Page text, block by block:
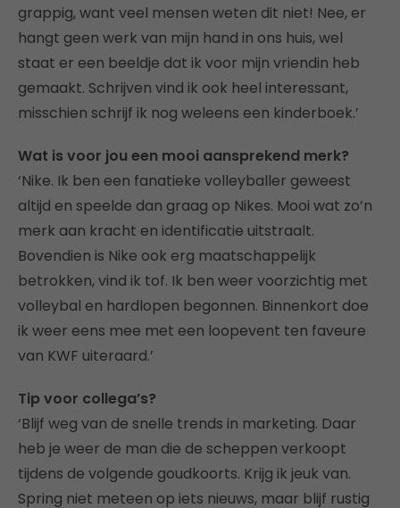
grappig, want veel mensen weten dit niet! Nee, er
hangt geen werk van mijn hand in ons huis, wel
staat er een beeldje dat ik voor mijn vriendin heb
gemaakt. Schrijven vind ik ook heel interessant,
misschien schrijf ik nog weleens een kinderboek.’
Wat is voor jou een mooi aansprekend merk?
‘Nike. Ik ben een fanatieke volleyballer geweest
altijd en speelde dan graag op Nikes. Mooi wat zo’n
merk aan kracht en identificatie uitstraalt.
Bovendien is Nike ook erg maatschappelijk
betrokken, vind ik tof. Ik ben weer voorzichtig met
volleybal en hardlopen begonnen. Binnenkort doe
ik weer eens mee met een loopevent ten faveure
van KWF uiteraard.’
Tip voor collega’s?
‘Blijf weg van de snelle trends in marketing. Daar
heb je weer de man die de scheppen verkoopt
tijdens de volgende goudkoorts. Krijg ik jeuk van.
Spring niet meteen op iets nieuws, maar blijf rustig